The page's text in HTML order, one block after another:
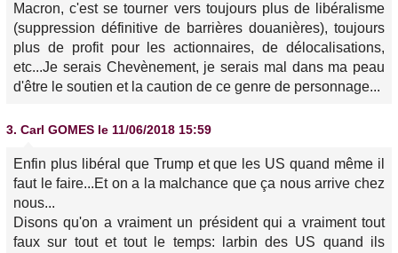
Macron, c'est se tourner vers toujours plus de libéralisme
(suppression définitive de barrières douanières), toujours
plus de profit pour les actionnaires, de délocalisations,
etc...Je serais Chevènement, je serais mal dans ma peau
d'être le soutien et la caution de ce genre de personnage...
3. Carl GOMES le 11/06/2018 15:59
Enfin plus libéral que Trump et que les US quand même il
faut le faire...Et on a la malchance que ça nous arrive chez
nous...
Disons qu'on a vraiment un président qui a vraiment tout
faux sur tout et tout le temps: larbin des US quand ils